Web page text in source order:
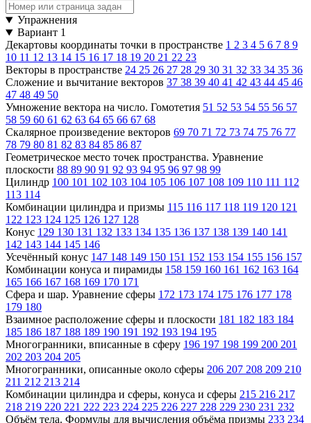
Упражнения
Вариант 1
Декартовы координаты точки в пространстве 1 2 3 4 5 6 7 8 9
10 11 12 13 14 15 16 17 18 19 20 21 22 23
Векторы в пространстве 24 25 26 27 28 29 30 31 32 33 34 35 36
Сложение и вычитание векторов 37 38 39 40 41 42 43 44 45 46
47 48 49 50
Умножение вектора на число. Гомотетия 51 52 53 54 55 56 57
58 59 60 61 62 63 64 65 66 67 68
Скалярное произведение векторов 69 70 71 72 73 74 75 76 77
78 79 80 81 82 83 84 85 86 87
Геометрическое место точек пространства. Уравнение
плоскости 88 89 90 91 92 93 94 95 96 97 98 99
Цилиндр 100 101 102 103 104 105 106 107 108 109 110 111 112
113 114
Комбинации цилиндра и призмы 115 116 117 118 119 120 121
122 123 124 125 126 127 128
Конус 129 130 131 132 133 134 135 136 137 138 139 140 141
142 143 144 145 146
Усечённый конус 147 148 149 150 151 152 153 154 155 156 157
Комбинации конуса и пирамиды 158 159 160 161 162 163 164
165 166 167 168 169 170 171
Сфера и шар. Уравнение сферы 172 173 174 175 176 177 178
179 180
Взаимное расположение сферы и плоскости 181 182 183 184
185 186 187 188 189 190 191 192 193 194 195
Многогранники, вписанные в сферу 196 197 198 199 200 201
202 203 204 205
Многогранники, описанные около сферы 206 207 208 209 210
211 212 213 214
Комбинации цилиндра и сферы, конуса и сферы 215 216 217
218 219 220 221 222 223 224 225 226 227 228 229 230 231 232
Объём тела. Формулы для вычисления объёма призмы 233 234